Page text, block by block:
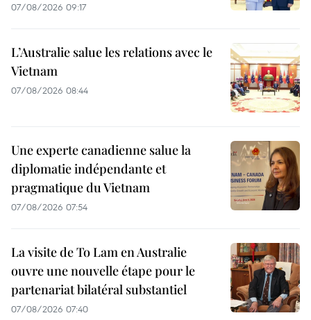
07/08/2026 09:17
L’Australie salue les relations avec le
Vietnam
07/08/2026 08:44
Une experte canadienne salue la
diplomatie indépendante et
pragmatique du Vietnam
07/08/2026 07:54
La visite de To Lam en Australie
ouvre une nouvelle étape pour le
partenariat bilatéral substantiel
07/08/2026 07:40